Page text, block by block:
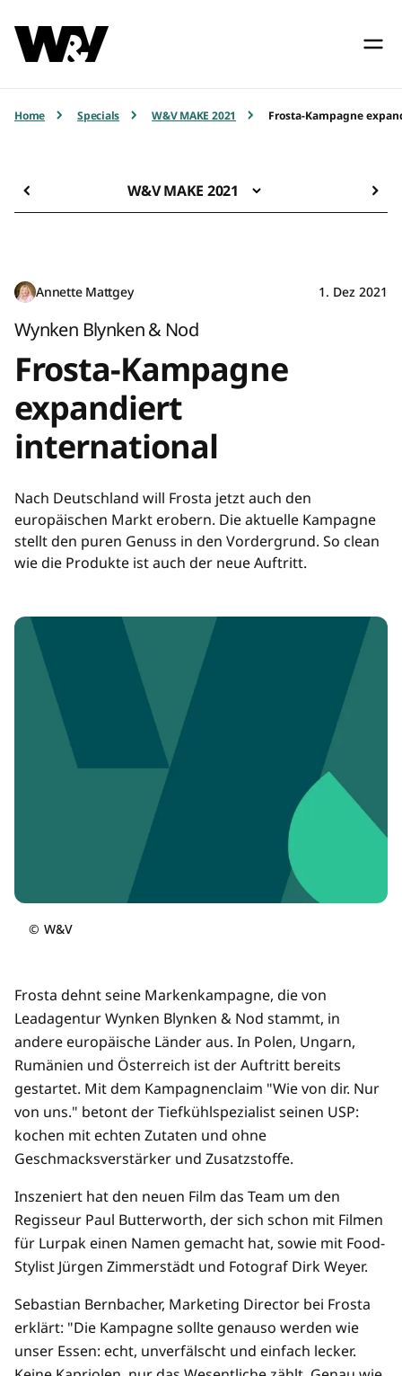
Home Specials W&V MAKE 2021 Frosta-Kampagne
W&V MAKE 2021
Annette Mattgey 1. Dez 2021
Wynken Blynken & Nod
Frosta-Kampagne
expandiert
international
Nach Deutschland will Frosta jetzt auch den
europäischen Markt erobern. Die aktuelle Kampagne
stellt den puren Genuss in den Vordergrund. So clean
wie die Produkte ist auch der neue Auftritt.
© W&V
Frosta dehnt seine Markenkampagne, die von
Leadagentur Wynken Blynken & Nod stammt, in
andere europäische Länder aus. In Polen, Ungarn,
Rumänien und Österreich ist der Auftritt bereits
gestartet. Mit dem Kampagnenclaim "Wie von dir. Nur
von uns." betont der Tiefkühlspezialist seinen USP:
kochen mit echten Zutaten und ohne
Geschmacksverstärker und Zusatzstoffe.
Inszeniert hat den neuen Film das Team um den
Regisseur Paul Butterworth, der sich schon mit Filmen
für Lurpak einen Namen gemacht hat, sowie mit Food-
Stylist Jürgen Zimmerstädt und Fotograf Dirk Weyer.
Sebastian Bernbacher, Marketing Director bei Frosta
erklärt: "Die Kampagne sollte genauso werden wie
unser Essen: echt, unverfälscht und einfach lecker.